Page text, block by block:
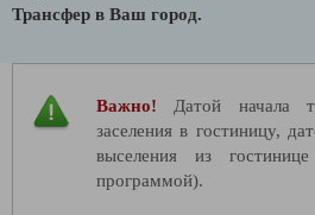
Трансфер в Ваш город.
Важно!
Датой начала
заселения в гостиницу,
выселения из
программой).